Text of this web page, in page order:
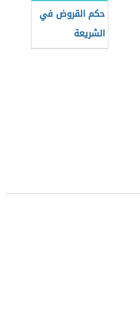
حكم القروض في
الشريعة
الإسلامية